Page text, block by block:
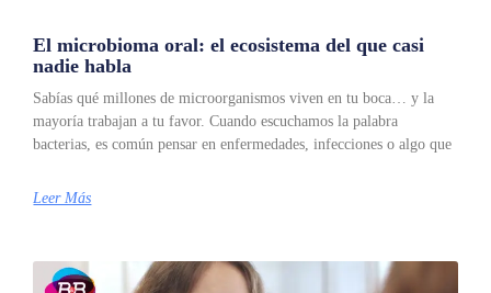
El microbioma oral: el ecosistema del que casi
nadie habla
Sabías qué millones de microorganismos viven en tu boca… y la
mayoría trabajan a tu favor. Cuando escuchamos la palabra
bacterias, es común pensar en enfermedades, infecciones o algo que
Leer Más